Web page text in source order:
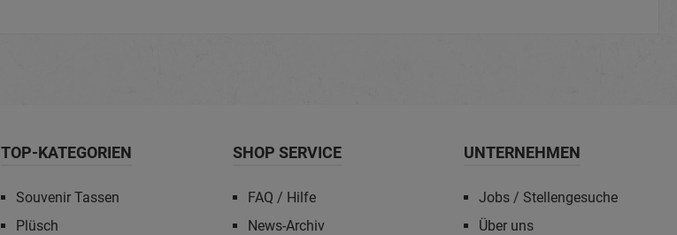
TOP-KATEGORIEN
Souvenir Tassen
Plüsch
SHOP SERVICE
FAQ / Hilfe
News-Archiv
UNTERNEHMEN
Jobs / Stellengesuche
Über uns